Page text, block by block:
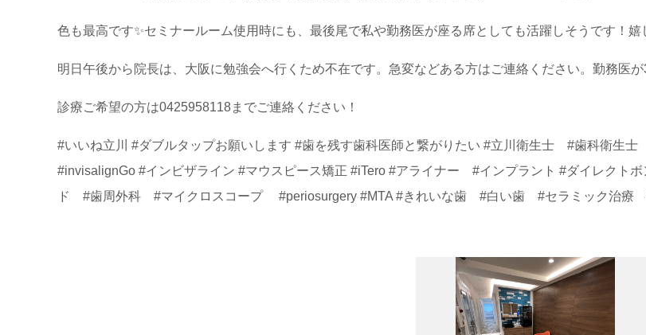
色も最高です✨セミナールーム使用時にも、最後尾で私や勤務医が座る席としても活躍しそうです！嬉
明日午後から院長は、大阪に勉強会へ行くため不在です。急変などある方はご連絡ください。勤務医
診療ご希望の方は0425958118までご連絡ください！
#いいね立川 #ダブルタップお願いします #歯を残す歯科医師と繋がりたい #立川衛生士 #歯科衛生
#invisalignGo #インビザライン #マウスピース矯正 #iTero #アライナー #インプラント #ダイレクト
ド #歯周外科 #マイクロスコープ #periosurgery #MTA #きれいな歯 #白い歯 #セラミック治